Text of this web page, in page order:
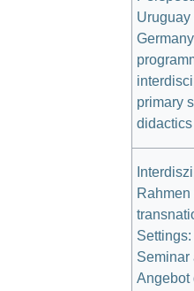
Uruguay
primary
didactics
Seminar
Angebot